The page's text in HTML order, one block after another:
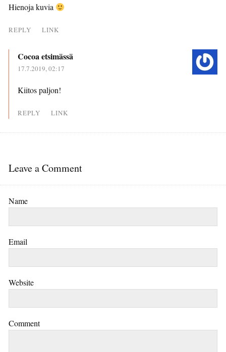
Hienoja kuvia
REPLY LINK
Cocoa etsimässä
17.7.2019, 02:17
Kiitos paljon!
REPLY LINK
Leave a Comment
Name
Email
Website
Comment